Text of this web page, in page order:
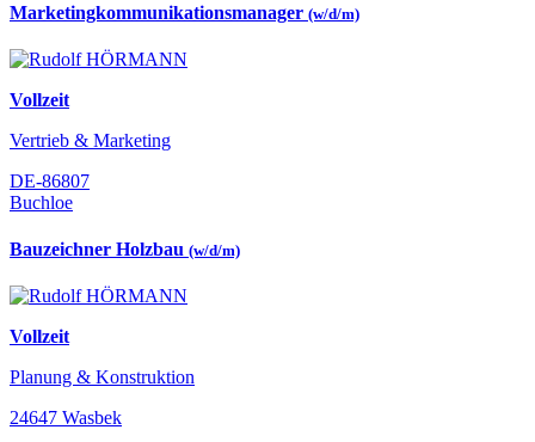
Marketingkommunikationsmanager (w/d/m)
Vollzeit
Vertrieb & Marketing
DE-86807
Buchloe
Bauzeichner Holzbau (w/d/m)
Vollzeit
Planung & Konstruktion
24647 Wasbek